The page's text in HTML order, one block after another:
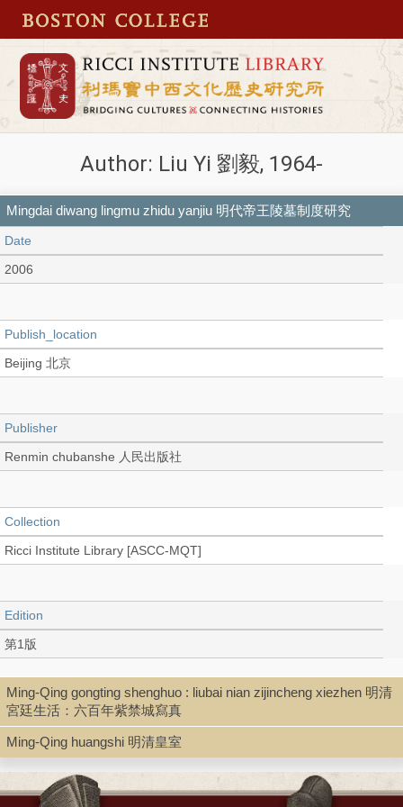
Author: Liu Yi 劉毅, 1964-
Mingdai diwang lingmu zhidu yanjiu 明代帝王陵墓制度研究
Date
2006
Publish_location
Beijing 北京
Publisher
Renmin chubanshe 人民出版社
Collection
Ricci Institute Library [ASCC-MQT]
Edition
第1版
Language
Chinese 中文[簡體]
Record_type
Ming-Qing gongting shenghuo : liubai nian zijincheng xiezhen 明清
宮廷生活：六百年紫禁城寫真
Ming-Qing huangshi 明清皇室